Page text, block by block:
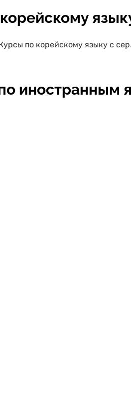
иностранным